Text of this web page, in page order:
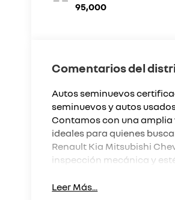
95,000
Comentarios del
Autos seminuevos
seminuevos y autos
Contamos con una
ideales para quienes
Renault Kia Mitsubishi
inspección mecánica y
Leer Más...